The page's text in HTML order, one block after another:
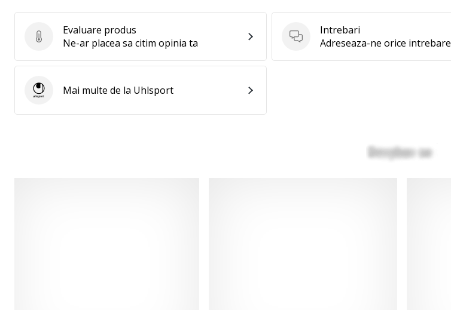
Evaluare produs
Evaluare produs
Ne-ar placea sa citim opinia ta
Intrebari
Intrebari
Adreseaza-ne orice intrebare
UhlsportMai multe de la Uhlsport